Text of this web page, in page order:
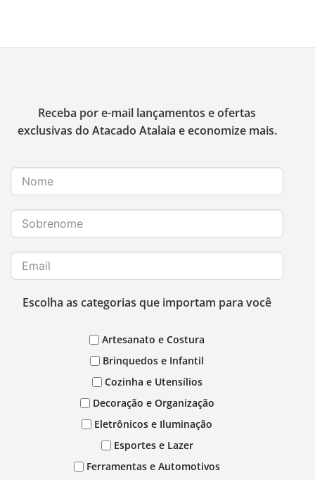
Receba por e-mail lançamentos e ofertas
exclusivas do Atacado Atalaia e economize mais.
Escolha as categorias que importam para você
Artesanato e Costura
Brinquedos e Infantil
Cozinha e Utensílios
Decoração e Organização
Eletrônicos e Iluminação
Esportes e Lazer
Ferramentas e Automotivos